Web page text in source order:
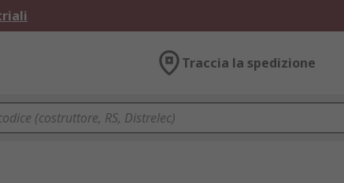
Traccia la spedizione